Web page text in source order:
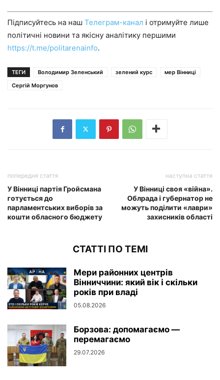
Підписуйтесь на наш Телеграм-канал і отримуйте лише
політичні новини та якісну аналітику першими
https://t.me/politarenainfo.
ТЕГИ Володимир Зеленський зелений курс
мер Вінниці
Сергій Моргунов
попередня стаття
У Вінниці партія Гройсмана
готується до
парламентських виборів за
кошти обласного бюджету
наступна стаття
У Вінниці своя «війна».
Облрада і губернатор не
можуть поділити «лаври»
захисників області
СТАТТІ ПО ТЕМІ
Мери районних центрів
Вінниччини: який вік і скільки
років при владі
05.08.2026
Борзова: допомагаємо —
перемагаємо
29.07.2026